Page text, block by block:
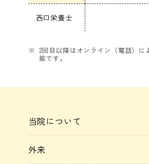
西口栄養士
2回目以降はオンライン（電話）に
能です。
当院について
外来